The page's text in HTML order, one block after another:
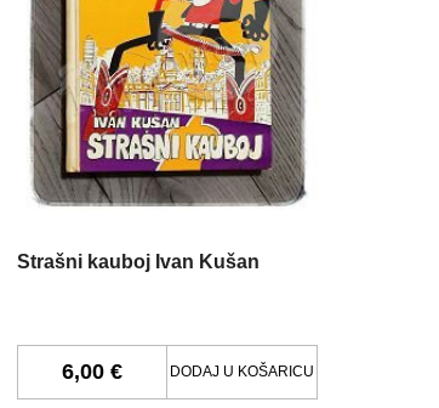
Strašni kauboj Ivan Kušan
6,00 € DODAJ U KOŠARICU